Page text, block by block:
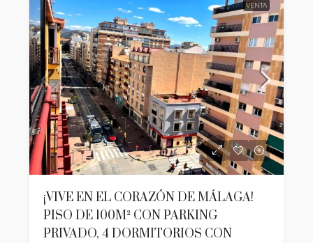
VENTA
¡VIVE EN EL CORAZÓN DE MÁLAGA!
PISO DE 100M² CON PARKING
PRIVADO, 4 DORMITORIOS CON